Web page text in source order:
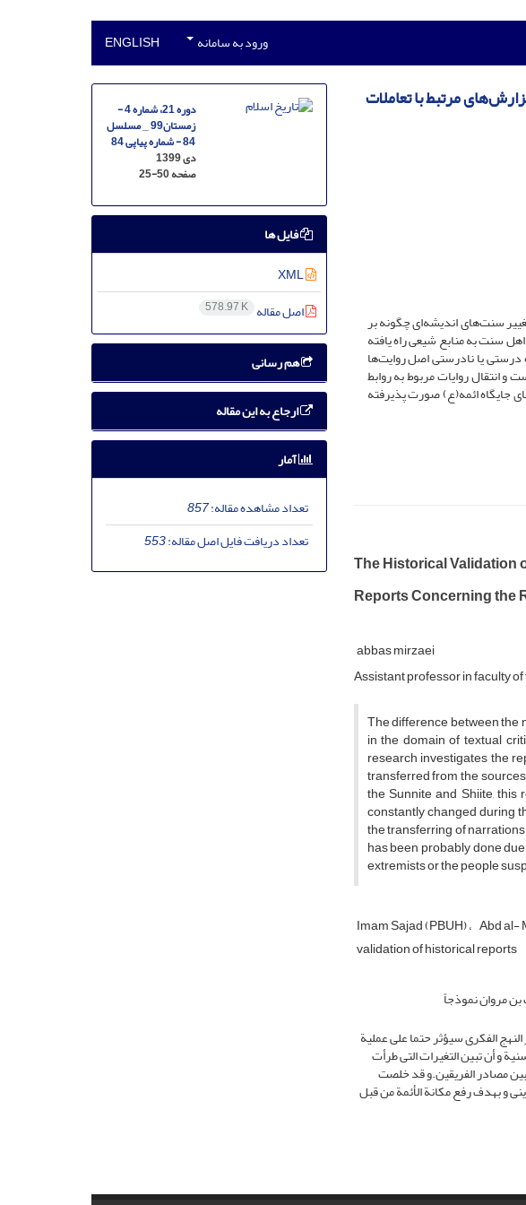
ورود به سامانه ENGLISH
مرتبط با تعاملات
سنت‌های اندیشه‌ای چگونه بر
سنت به منابع شیعی راه یافته
یا نادرستی اصل روایت‌ها
انتقال روایات مربوط به روابط
جایگاه ائمه(ع) صورت پذیرفته
The Historical Validation
Reports Concerning the
abbas mirzaei
Assistant professor in faculty
The difference between the
in the domain of textual
research investigates the
transferred from the
the Sunnite and Shiite,
constantly changed during
the transferring of
has been probably done
extremists or the people
Imam Sajad (PBUH) Abd al-
validation of historical reports
بن مروان نموذجاً
الفکری سیؤثر حتما على عملیة
و أن تبین التغیرات التی طرأت
المقارنة بین مصادر الفریقین.و قد خلصت
و بهدف رفع مکانة الأئمة من قبل
دوره 21، شماره 4 -
زمستان99 _ مسلسل
84 - شماره پیاپی 84
دی 1399
صفحه25-50
فایل ها
XML
اصل مقاله 578.97 K
هم رسانی
ارجاع به این مقاله
آمار
تعداد مشاهده مقاله:857
تعداد دریافت فایل اصل مقاله:553